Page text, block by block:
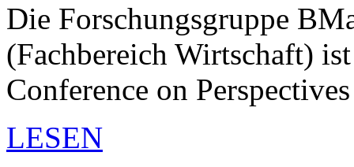
Die Forschungsgruppe
(Fachbereich Wirtschaft)
Conference on
LESEN